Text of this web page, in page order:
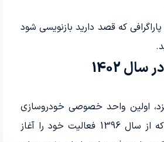
که قصد دارید بازنویسی شود
1402
اولین واحد خصوصی خودروسازی
در استان یزد است که از سال 1396 فعالیت خود را آغاز